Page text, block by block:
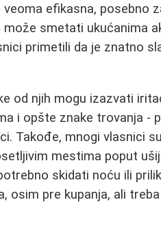
efikasna, posebno
smetati ukućanima
primetili da je znatno
od njih mogu izazvati
i opšte znake trovanja -
Takođe, mnogi vlasnici
mestima poput
skidati noću ili
osim pre kupanja, ali